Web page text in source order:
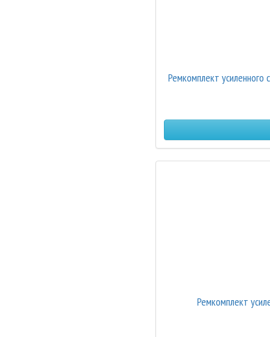
Ремкомплект
Ремкомплект